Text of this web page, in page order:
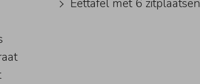
Eettafel met 6 zitplaatsen